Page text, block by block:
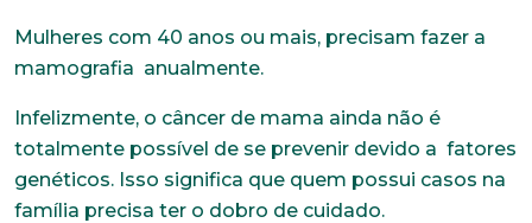
Mulheres com 40 anos ou mais, precisam fazer a
mamografia anualmente.
Infelizmente, o câncer de mama ainda não é
totalmente possível de se prevenir devido a fatores
genéticos. Isso significa que quem possui casos na
família precisa ter o dobro de cuidado.